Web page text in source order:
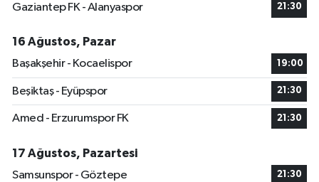
Gaziantep FK - Alanyaspor 21:30
16 Ağustos, Pazar
Başakşehir - Kocaelispor
19:00
Beşiktaş - Eyüpspor 21:30
Amed - Erzurumspor FK 21:30
17 Ağustos, Pazartesi
Samsunspor - Göztepe
21:30